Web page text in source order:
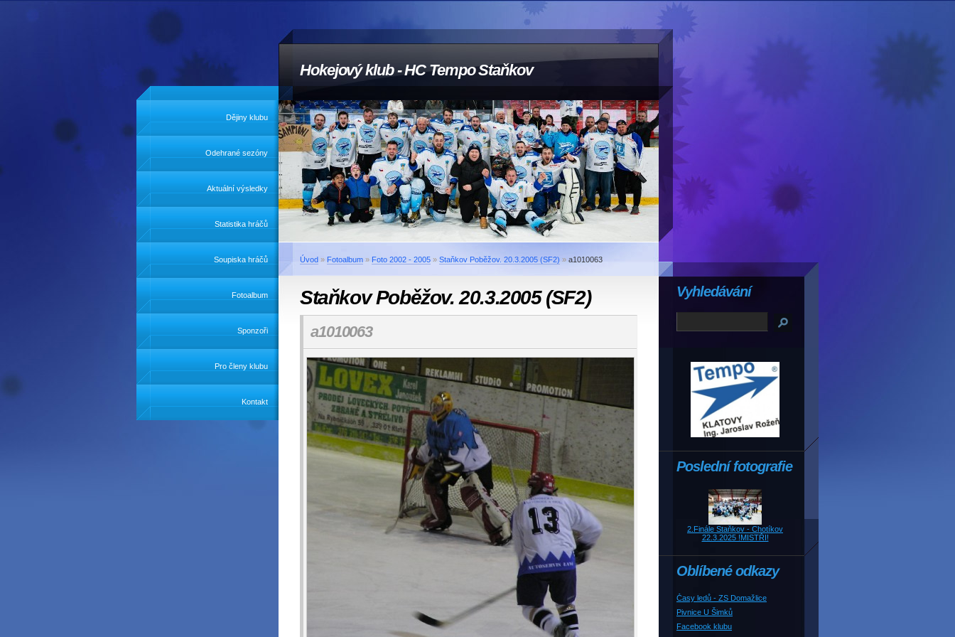
Hokejový klub - HC Tempo Staňkov
Dějiny klubu
Odehrané sezóny
Aktuální výsledky
Statistika hráčů
Soupiska hráčů
Fotoalbum
Sponzoři
Pro členy klubu
Kontakt
Úvod » Fotoalbum » Foto 2002 - 2005 » Staňkov Poběžov. 20.3.2005 (SF2) » a1010063
Staňkov Poběžov. 20.3.2005 (SF2)
a1010063
Poslední fotografie
2.Finále Staňkov - Chotíkov
22.3.2025 !MISTŘI!
Oblíbené odkazy
Časy ledů - ZS Domažlice
Pivnice U Šimků
Facebook klubu
Vyhledávání